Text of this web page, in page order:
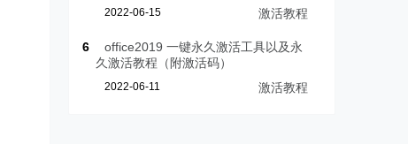
2022-06-15 激活教程
6
office2019 一键永久激活工具以及永
久激活教程（附激活码）
2022-06-11 激活教程